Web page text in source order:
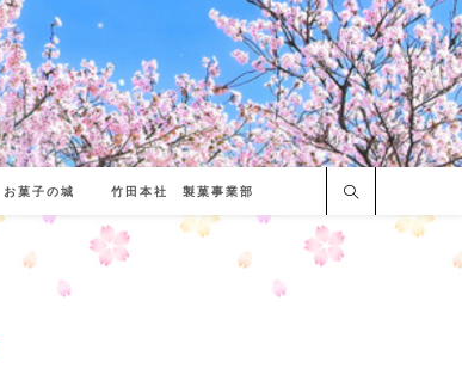
お菓子の城 竹田本社 製菓事業部